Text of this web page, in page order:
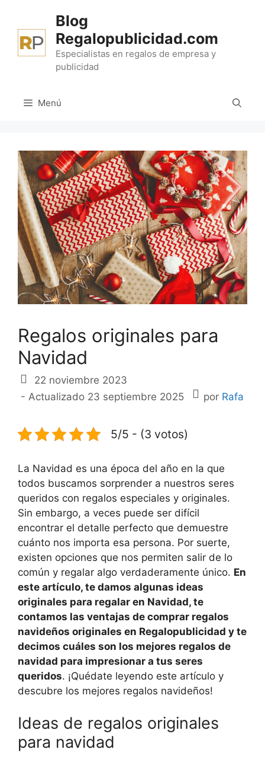
contenido
Blog
Regalopublicidad.com
Especialistas en regalos de empresa y
publicidad
Menú
Regalos originales para
Navidad
22 noviembre 2023
- Actualizado 23 septiembre 2025
por Rafa
5/5 - (3 votos)
La Navidad es una época del año en la que
todos buscamos sorprender a nuestros seres
queridos con regalos especiales y originales.
Sin embargo, a veces puede ser difícil
encontrar el detalle perfecto que demuestre
cuánto nos importa esa persona. Por suerte,
existen opciones que nos permiten salir de lo
común y regalar algo verdaderamente único. En
este artículo, te damos algunas ideas
originales para regalar en Navidad, te
contamos las ventajas de comprar regalos
navideños originales en Regalopublicidad y te
decimos cuáles son los mejores regalos de
navidad para impresionar a tus seres
queridos. ¡Quédate leyendo este artículo y
descubre los mejores regalos navideños!
Ideas de regalos originales
para navidad